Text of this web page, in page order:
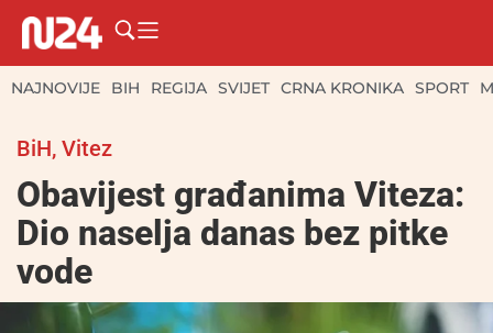
NAJNOVIJE BIH REGIJA SVIJET CRNA KRONIKA SPORT
BiH, Vitez
Obavijest građanima Viteza:
Dio naselja danas bez pitke
vode